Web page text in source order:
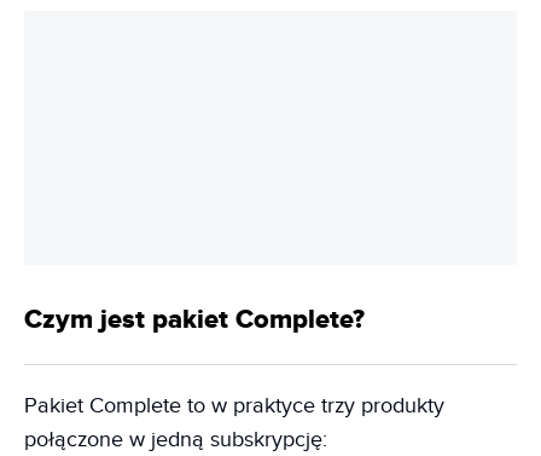
Czym jest pakiet Complete?
Pakiet Complete to w praktyce trzy produkty
połączone w jedną subskrypcję: